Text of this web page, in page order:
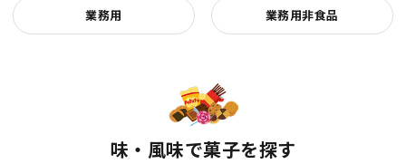
業務用 業務用非食品
味・風味で菓子を探す